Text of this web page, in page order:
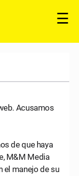
☰
Acusamos
de que haya
M&M Media
el manejo de su